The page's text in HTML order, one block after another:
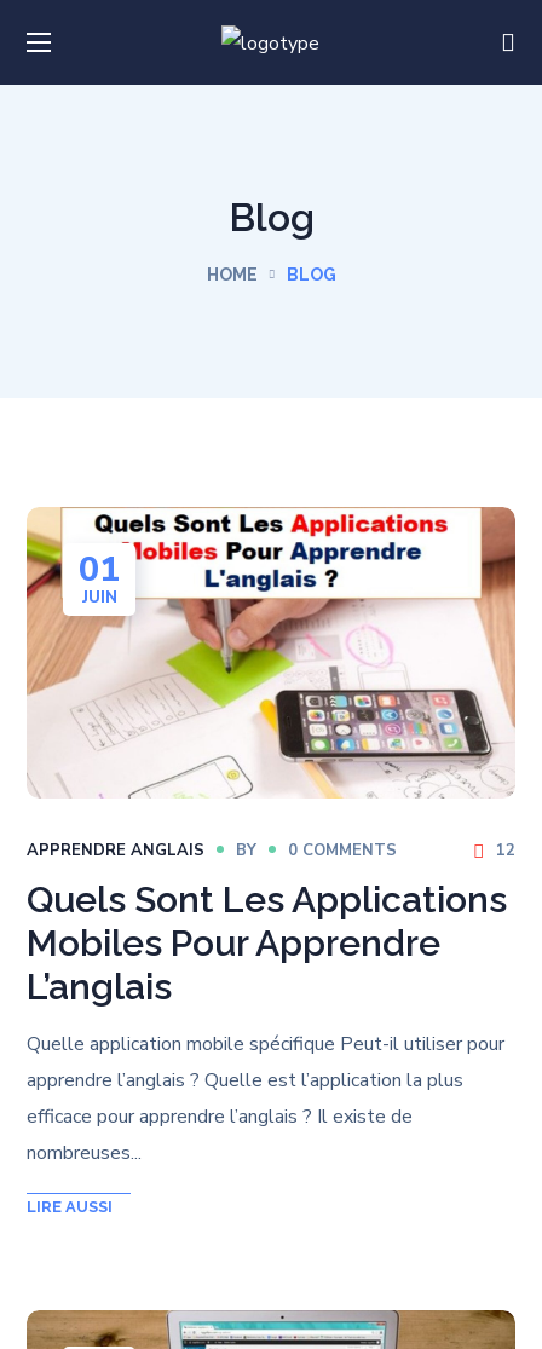
Blog
HOME BLOG
01
JUIN
APPRENDRE ANGLAIS BY 0 COMMENTS 12
Quels Sont Les Applications
Mobiles Pour Apprendre
L’anglais
Quelle application mobile spécifique Peut-il utiliser pour
apprendre l’anglais ? Quelle est l’application la plus
efficace pour apprendre l’anglais ? Il existe de
nombreuses...